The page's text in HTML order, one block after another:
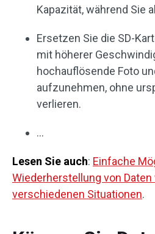
Kapazität, während Sie
Ersetzen Sie die SD-
mit höherer
hochauflösende Foto
aufzunehmen, ohne
verlieren.
…
Lesen Sie auch: Einfache
Wiederherstellung von
verschiedenen Situationen.